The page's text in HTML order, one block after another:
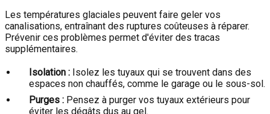
Les températures glaciales peuvent faire geler vos
canalisations, entraînant des ruptures coûteuses à réparer.
Prévenir ces problèmes permet d'éviter des tracas
supplémentaires.
Isolation : Isolez les tuyaux qui se trouvent dans des
espaces non chauffés, comme le garage ou le sous-sol.
Purges : Pensez à purger vos tuyaux extérieurs pour
éviter les dégâts dus au gel.